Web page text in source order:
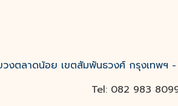
ตลาดน้อย เขตสัมพันธวงศ์ กรุงเทพฯ
Tel: 082 983